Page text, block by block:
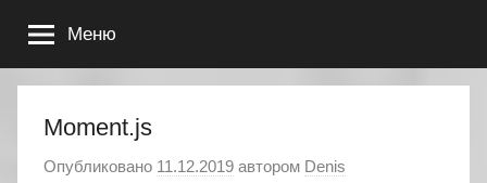
содержимому
Меню
Moment.js
Опубликовано 11.12.2019 автором Denis